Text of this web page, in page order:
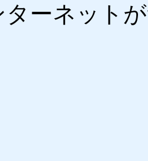
ーネット